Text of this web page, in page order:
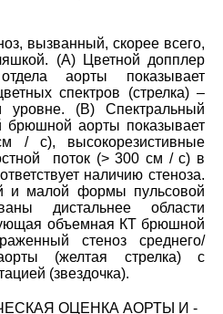
вызванный, скорее всего,
(A) Цветной допплер
отдела аорты показывает
спектров (стрелка) –
(B) Спектральный
брюшной аорты показывает
/ с), высокорезистивные
поток (> 300 см / с) в
наличию стеноза.
и малой формы пульсовой
дистальнее области
объемная КТ брюшной
стеноз среднего/
(желтая стрелка) с
(звездочка).